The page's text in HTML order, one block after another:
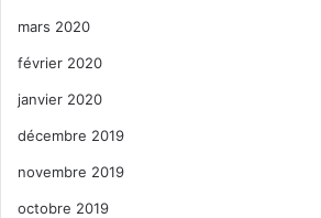
mars 2020
février 2020
janvier 2020
décembre 2019
novembre 2019
octobre 2019